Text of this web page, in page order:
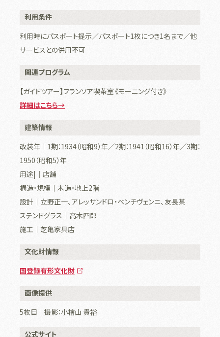
利用条件
利用時にパスポート提示／パスポート1枚につき1名まで／他
サービスとの併用不可
関連プログラム
【ガイドツアー】フランソア喫茶室《モーニング付き》
詳細はこちら→
建築情報
改装年｜1期：1934（昭和9）年／2期：1941（昭和16）年／3期：
1950（昭和5）年
用途|｜店舗
構造・規模｜木造・地上2階
設計｜立野正一、アレッサンドロ・ベンチヴェンニ、友長某
ステンドグラス｜高木四郎
施工｜芝亀家具店
文化財情報
国登録有形文化財
画像提供
5枚目｜撮影：小檜山 貴裕
公式サイト